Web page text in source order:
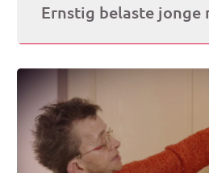
Ernstig belaste jonge